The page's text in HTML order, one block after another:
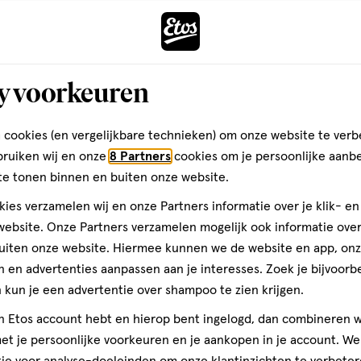
Verheijen Beste
tot Beste Zelfzorgadviseur van Nederland 2021. Zij
mocht zij zichzelf al beste zelfzorgadviseur binnen Etos
zet de drogist die haar klanten het beste
voorkeuren
cookies (en vergelijkbare technieken) om onze website te
wij en onze 8 Partners cookies om je persoonlijke
tonen binnen en buiten onze website.
verzamelen wij en onze Partners informatie over je klik-
Onze Partners verzamelen mogelijk ook informatie
onze website. Hiermee kunnen we de website en app,
en advertenties aanpassen aan je interesses. Zoek je
kun je een advertentie over shampoo te zien krijgen.
Etos account hebt en hierop bent ingelogd, dan combineren
je persoonlijke voorkeuren en je aankopen in je account.